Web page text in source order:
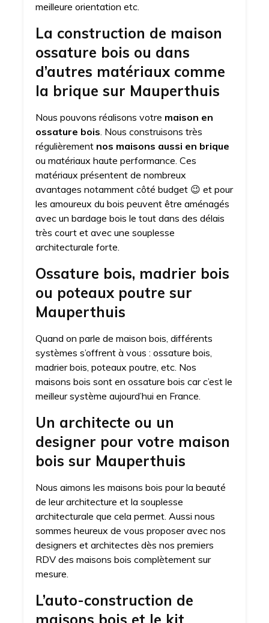
meilleure orientation etc.
La construction de maison
ossature bois ou dans
d’autres matériaux comme
la brique sur Mauperthuis
Nous pouvons réalisons votre maison en
ossature bois. Nous construisons très
régulièrement nos maisons aussi en brique
ou matériaux haute performance. Ces
matériaux présentent de nombreux
avantages notamment côté budget 😉 et pour
les amoureux du bois peuvent être aménagés
avec un bardage bois le tout dans des délais
très court et avec une souplesse
architecturale forte.
Ossature bois, madrier bois
ou poteaux poutre sur
Mauperthuis
Quand on parle de maison bois, différents
systèmes s’offrent à vous : ossature bois,
madrier bois, poteaux poutre, etc. Nos
maisons bois sont en ossature bois car c’est le
meilleur système aujourd’hui en France.
Un architecte ou un
designer pour votre maison
bois sur Mauperthuis
Nous aimons les maisons bois pour la beauté
de leur architecture et la souplesse
architecturale que cela permet. Aussi nous
sommes heureux de vous proposer avec nos
designers et architectes dès nos premiers
RDV des maisons bois complètement sur
mesure.
L’auto-construction de
maisons bois et le kit